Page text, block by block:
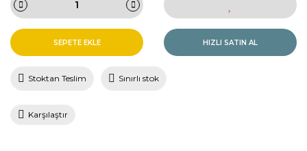
SEPETE EKLE HIZLI SATIN AL
Stoktan Teslim Sınırlı stok
Karşılaştır